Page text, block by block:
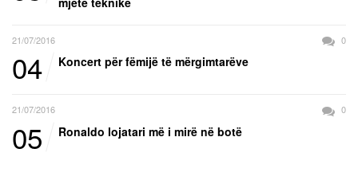
21/07/2016 0
04 Koncert për fëmijë të mërgimtarëve
21/07/2016 0
05 Ronaldo lojatari më i mirë në botë